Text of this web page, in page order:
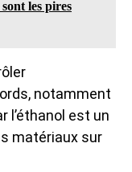
les pires
notamment
l’éthanol est un
matériaux sur